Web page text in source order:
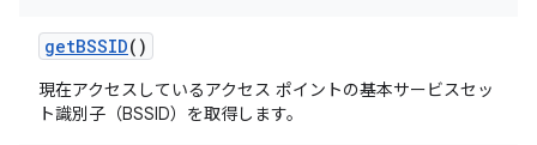
getBSSID()
現在アクセスしているアクセス ポイントの基本サービスセッ
ト識別子（BSSID）を取得します。